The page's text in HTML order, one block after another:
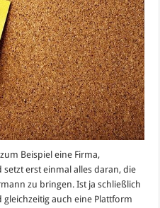
Beispiel eine Firma,
erst einmal alles daran, die
zu bringen. Ist ja schließlich
auch eine Plattform